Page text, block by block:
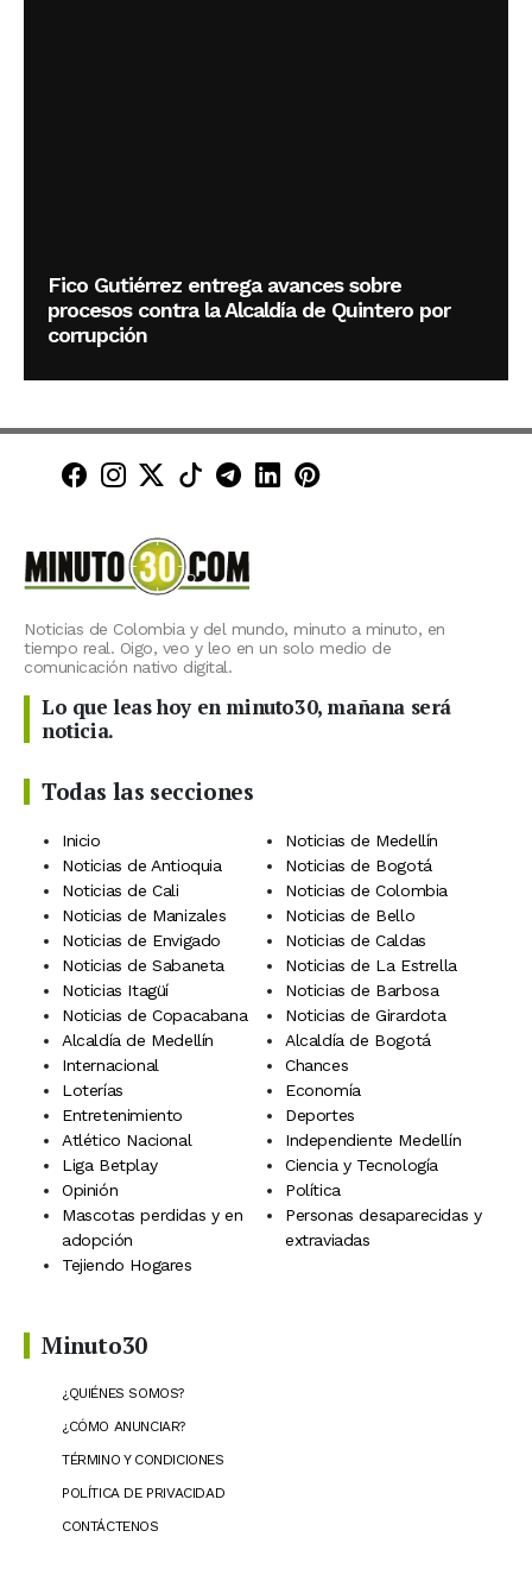
Fico Gutiérrez entrega avances sobre
procesos contra la Alcaldía de Quintero por
corrupción
Minuto30 en Facebook
Minuto30 en Instagram
Minuto30 en X (Twitter)
Minuto30 en TikTok
Canal de Minuto30 en
Minuto30 en LinkedIn
Minuto30 en
Noticias de Colombia y del mundo, minuto a minuto, en
tiempo real. Oigo, veo y leo en un solo medio de
comunicación nativo digital.
Lo que leas hoy en minuto30, mañana será
noticia.
Todas las secciones
Inicio
Noticias de Medellín
Noticias de Antioquia
Noticias de Bogotá
Noticias de Cali
Noticias de Colombia
Noticias de Manizales
Noticias de Bello
Noticias de Envigado
Noticias de Caldas
Noticias de Sabaneta
Noticias de La Estrella
Noticias Itagüí
Noticias de Barbosa
Noticias de Copacabana
Noticias de Girardota
Alcaldía de Medellín
Alcaldía de Bogotá
Internacional
Chances
Loterías
Economía
Entretenimiento
Deportes
Atlético Nacional
Independiente Medellín
Liga Betplay
Ciencia y Tecnología
Opinión
Política
Mascotas perdidas y en
adopción
Personas desaparecidas y
extraviadas
Tejiendo Hogares
Minuto30
¿QUIÉNES SOMOS?
¿CÓMO ANUNCIAR?
TÉRMINO Y CONDICIONES
POLÍTICA DE PRIVACIDAD
CONTÁCTENOS